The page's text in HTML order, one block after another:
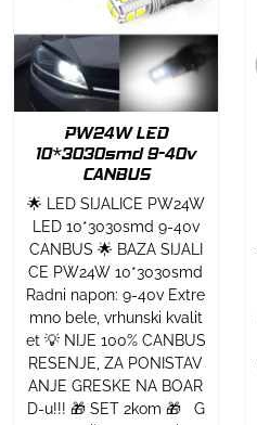
PW24W LED
10*3030smd 9-40v
CANBUS
🌟 LED SIJALICE PW24W
LED 10*3030smd 9-40v
CANBUS 🌟 BAZA SIJALI
CE PW24W 10*3030smd
Radni napon: 9-40v Extre
mno bele, vrhunski kvalit
et 💡 NIJE 100% CANBUS
RESENJE, ZA PONISTAV
ANJE GRESKE NA BOAR
D-u!!! 🎁 SET 2kom 🎁 G